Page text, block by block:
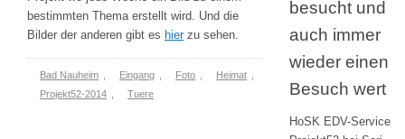
bestimmten Thema erstellt wird. Und die
Bilder der anderen gibt es hierzu sehen.
Bad Nauheim Eingang Foto Heimat
Projekt52-2014
Tuere
besucht und
auch immer
wieder einen
Besuch wert
HoSK EDV-Service